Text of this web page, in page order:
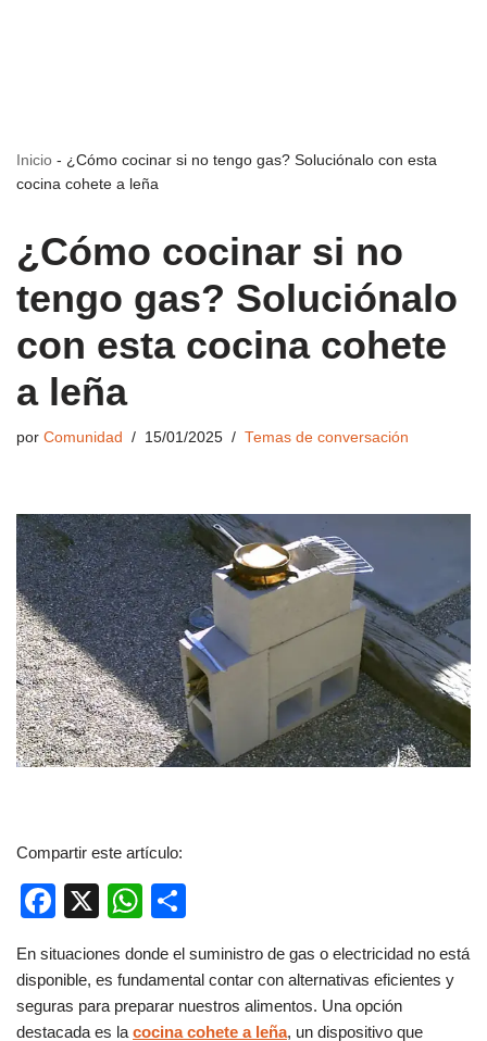
Inicio - ¿Cómo cocinar si no tengo gas? Soluciónalo con esta
cocina cohete a leña
¿Cómo cocinar si no
tengo gas? Soluciónalo
con esta cocina cohete
a leña
por Comunidad 15/01/2025 Temas de conversación
Compartir este artículo:
F
c
e
X
W
at
s
m
p
En situaciones donde el suministro de gas o electricidad no está
disponible, es fundamental contar con alternativas eficientes y
seguras para preparar nuestros alimentos. Una opción
destacada es lacocina cohete a leña, un dispositivo que